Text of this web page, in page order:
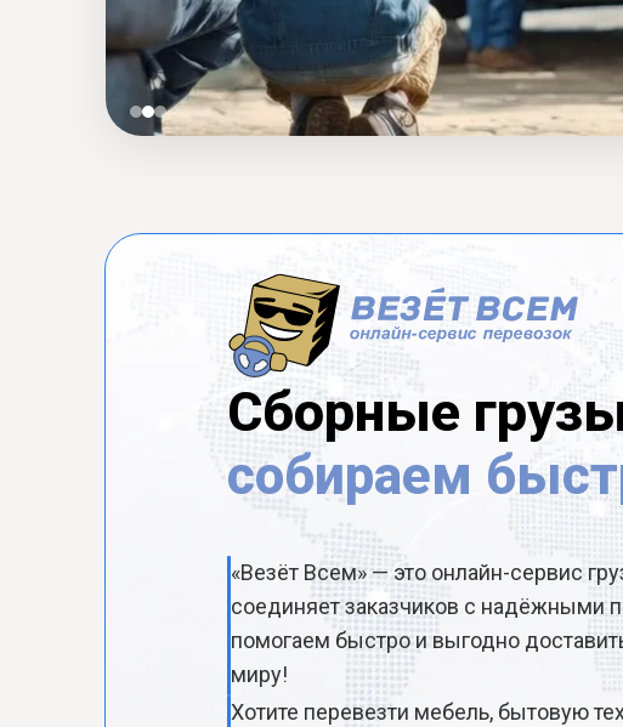
Сборные
собираем
«Везёт Всем» — это онлайн-сервис
соединяет заказчиков с надёжными
помогаем быстро и выгодно
миру!
Хотите перевезти мебель, бытовую